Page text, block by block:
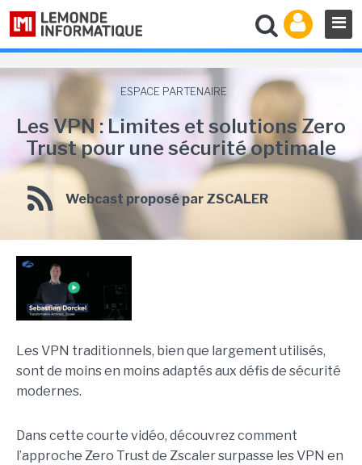
ESPACE PARTENAIRE
Les VPN : Limites et solutions Zero
Trust pour une sécurité optimale
Webcast proposé par ZSCALER
Les VPN traditionnels, bien que largement utilisés,
sont de moins en moins adaptés aux défis de sécurité
modernes.
Dans cette courte vidéo, découvrez comment
l’approche Zero Trust de Zscaler surpasse les VPN en